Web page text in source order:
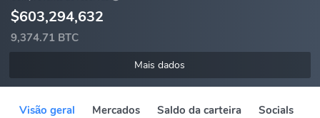
$603,294,632
9,374.71 BTC
Mais dados
Visão geral Mercados Saldo da carteira Socials